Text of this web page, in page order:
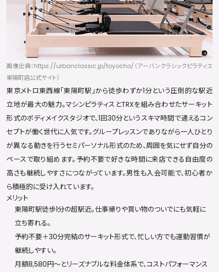
画像出典：https://urbanclassic.jp/toyocho/（アーバンクラシックピラティス
東陽町店公式サイト）
東京メトロ東西線「東陽町駅」から徒歩わずか1分という圧倒的な駅近
立地が最大の魅力。マシンピラティスとTRXを組み合わせたサーキット
形式のボディメイクスタジオで、1回30分というスキマ時間で通えるコン
セプトが働く世代に人気です。グループレッスンでありながら一人ひとり
が異なる動きを行うセミパーソナル形式のため、周囲を気にせず自分の
ペースで取り組めます。予約不要で好きな時間に来店できる自由度の
高さも継続しやすさにつながっています。男性も入会可能で、初心者か
ら積極的に受け入れています。
メリット
東陽町駅徒歩1分の超駅近。仕事帰りや買い物のついでにも気軽に
立ち寄れる。
予約不要＋30分完結のサーキット形式で、忙しい方でも運動習慣が
継続しやすい。
月額8,580円〜とリーズナブルな料金体系で、コストパフォーマンス